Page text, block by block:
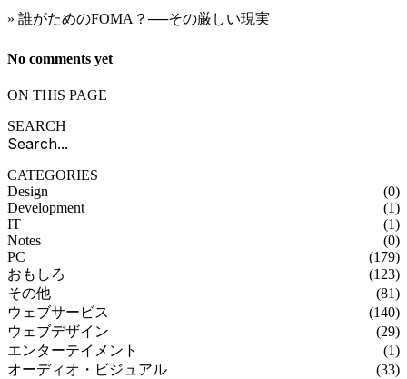
» 誰がためのFOMA？──その厳しい現実
No comments yet
ON THIS PAGE
SEARCH
CATEGORIES
Design
(0)
Development
(1)
IT
(1)
Notes
(0)
PC
(179)
おもしろ
(123)
その他
(81)
ウェブサービス
(140)
ウェブデザイン
(29)
エンターテイメント
(1)
オーディオ・ビジュアル
(33)